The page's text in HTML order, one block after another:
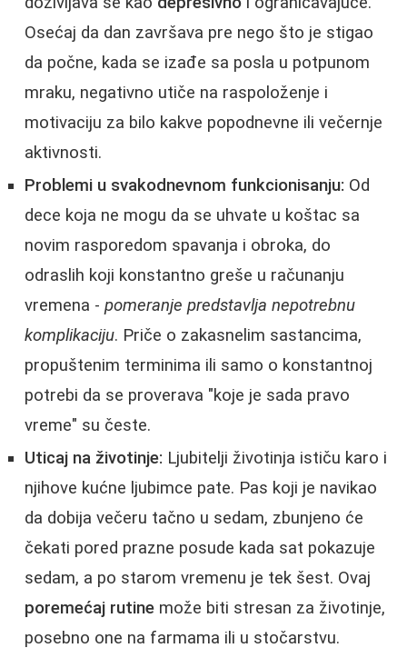
Osećaj da dan završava pre nego što je stigao
da počne, kada se izađe sa posla u potpunom
mraku, negativno utiče na raspoloženje i
motivaciju za bilo kakve popodnevne ili večernje
aktivnosti.
Problemi u svakodnevnom funkcionisanju: Od
dece koja ne mogu da se uhvate u koštac sa
novim rasporedom spavanja i obroka, do
odraslih koji konstantno greše u računanju
vremena - pomeranje predstavlja nepotrebnu
komplikaciju. Priče o zakasnelim sastancima,
propuštenim terminima ili samo o konstantnoj
potrebi da se proverava "koje je sada pravo
vreme" su česte.
Uticaj na životinje: Ljubitelji životinja ističu karo i
njihove kućne ljubimce pate. Pas koji je navikao
da dobija večeru tačno u sedam, zbunjeno će
čekati pored prazne posude kada sat pokazuje
sedam, a po starom vremenu je tek šest. Ovaj
poremećaj rutine može biti stresan za životinje,
posebno one na farmama ili u stočarstvu.